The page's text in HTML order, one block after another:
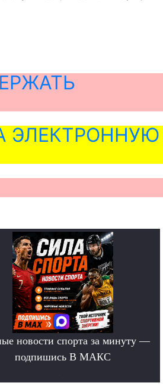
ЭЛЕКТРОННУЮ
новости спорта за минуту —
подпишись В МАКС